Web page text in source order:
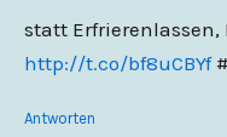
statt Erfrierenlassen,
http://t.co/bf8uCBYf
Antworten